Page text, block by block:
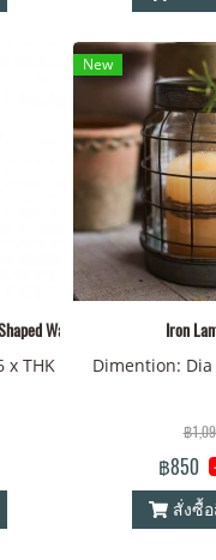
Wall Décor
x THK
New
Iron
Dimention: Dia
฿
฿850
สั่งซื้